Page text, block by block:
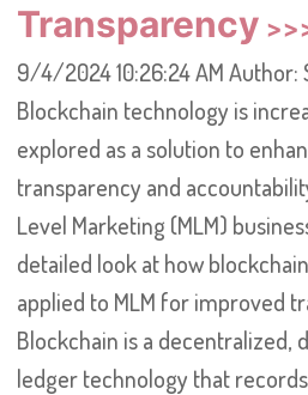
Transparency
9/4/2024 10:26:24 AM Author:
Blockchain technology is
explored as a solution to
transparency and
Level Marketing (MLM)
detailed look at how
applied to MLM for improved
Blockchain is a decentralized,
ledger technology that records